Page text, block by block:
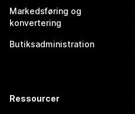
Markedsføring og
konvertering
Butiksadministration
Ressourcer